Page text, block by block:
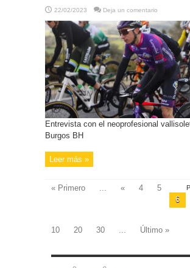
22/02/2023 Deja un comentario
Entrevista con el neoprofesional
Burgos BH
Leer más »
« Primero ... « 4
5
6
10
20 30 ... Último »